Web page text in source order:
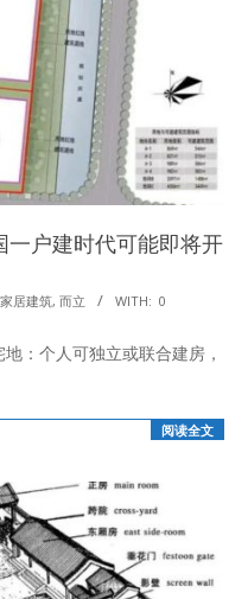
户建时代可能即将开
家居建筑, 而立 WITH: 0
：个人可独立或联合建房，
阅读全文